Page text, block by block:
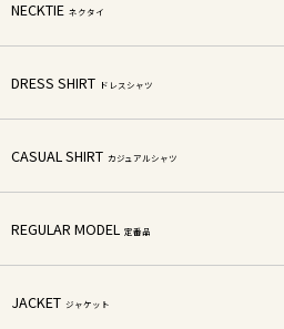
NECKTIE ネクタイ
DRESS SHIRT ドレスシャツ
CASUAL SHIRT カジュアルシャツ
REGULAR MODEL 定番品
JACKET ジャケット